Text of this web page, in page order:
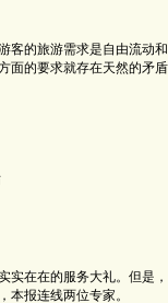
客的旅游需求是自由流动
面的要求就存在天然的矛
实在在的服务大礼。但是
本报连线两位专家。